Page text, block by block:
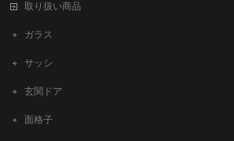
取り扱い商品
ガラス
サッシ
玄関ドア
面格子